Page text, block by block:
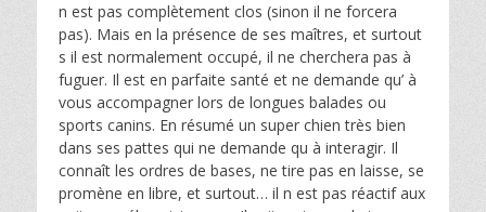
n est pas complètement clos (sinon il ne forcera
pas). Mais en la présence de ses maîtres, et surtout
s il est normalement occupé, il ne cherchera pas à
fuguer. Il est en parfaite santé et ne demande qu’ à
vous accompagner lors de longues balades ou
sports canins. En résumé un super chien très bien
dans ses pattes qui ne demande qu à interagir. Il
connaît les ordres de bases, ne tire pas en laisse, se
promène en libre, et surtout… il n est pas réactif aux